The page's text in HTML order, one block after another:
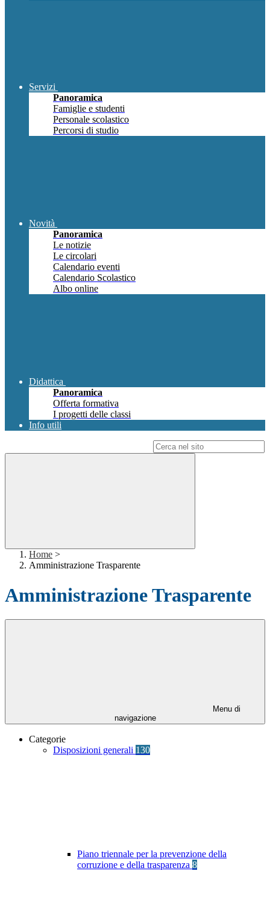
Servizi
Panoramica
Famiglie e studenti
Personale scolastico
Percorsi di studio
Novità
Panoramica
Le notizie
Le circolari
Calendario eventi
Calendario Scolastico
Albo online
Didattica
Panoramica
Offerta formativa
I progetti delle classi
Info utili
Home >
Amministrazione Trasparente
Amministrazione Trasparente
Menu di
navigazione
Categorie
Disposizioni generali 130
Piano triennale per la prevenzione della
corruzione e della trasparenza 8